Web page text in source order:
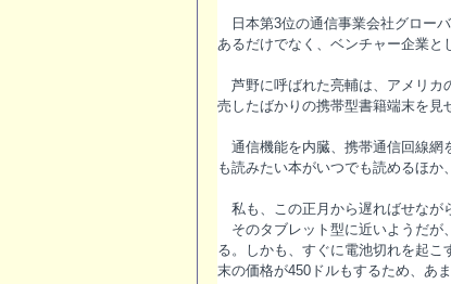
日本第3位の通信事業会社グロー
あるだけでなく、ベンチャー企業と
芦野に呼ばれた亮輔は、アメリカ
売したばかりの携帯型書籍端末を見
通信機能を内臓、携帯通信回線網
も読みたい本がいつでも読めるほか
私も、この正月から遅ればせなが
そのタブレット型に近いようだが
る。しかも、すぐに電池切れを起
末の価格が450ドルもするため、あ